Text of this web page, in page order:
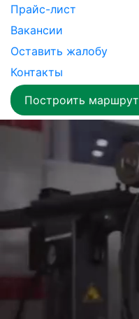
Прайс-лист
Вакансии
Оставить жалобу
Контакты
Построить маршрут